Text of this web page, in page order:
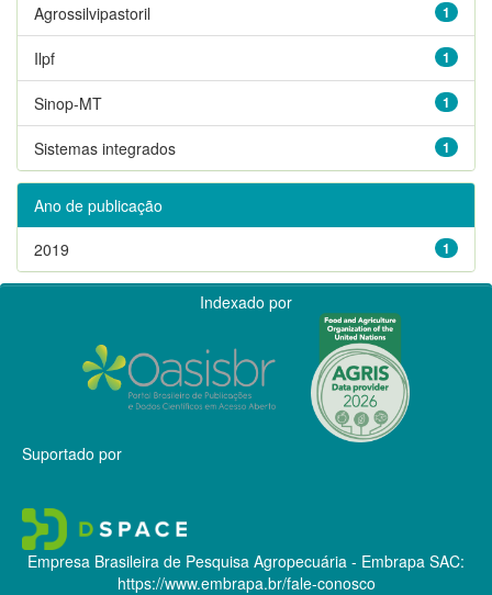
1
Agrossilvipastoril
1
Ilpf
1
Sinop-MT
1
Sistemas integrados
Ano de publicação
1
2019
Indexado por
Suportado por
Empresa Brasileira de Pesquisa Agropecuária - Embrapa SAC:
https://www.embrapa.br/fale-conosco